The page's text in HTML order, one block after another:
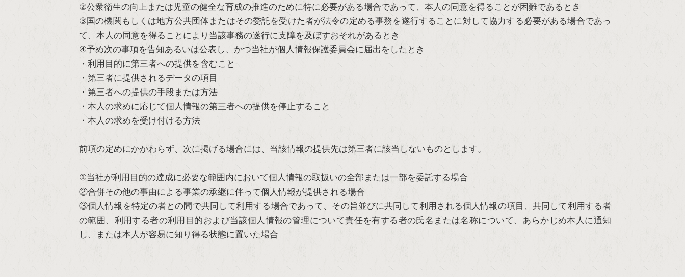
②公衆衛生の向上または児童の健全な育成の推進のために特に必要がある場合であって、本人の同意を得ることが困難であるとき
③国の機関もしくは地方公共団体またはその委託を受けた者が法令の定める事務を遂行することに対して協力する必要がある場合であっ
て、本人の同意を得ることにより当該事務の遂行に支障を及ぼすおそれがあるとき
④予め次の事項を告知あるいは公表し、かつ当社が個人情報保護委員会に届出をしたとき
・利用目的に第三者への提供を含むこと
・第三者に提供されるデータの項目
・第三者への提供の手段または方法
・本人の求めに応じて個人情報の第三者への提供を停止すること
・本人の求めを受け付ける方法
前項の定めにかかわらず、次に掲げる場合には、当該情報の提供先は第三者に該当しないものとします。
①当社が利用目的の達成に必要な範囲内において個人情報の取扱いの全部または一部を委託する場合
②合併その他の事由による事業の承継に伴って個人情報が提供される場合
③個人情報を特定の者との間で共同して利用する場合であって、その旨並びに共同して利用される個人情報の項目、共同して利用する者
の範囲、利用する者の利用目的および当該個人情報の管理について責任を有する者の氏名または名称について、あらかじめ本人に通知
し、または本人が容易に知り得る状態に置いた場合